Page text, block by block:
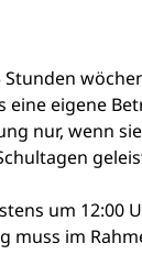
eine eigene
nur, wenn
um 12:00
muss im